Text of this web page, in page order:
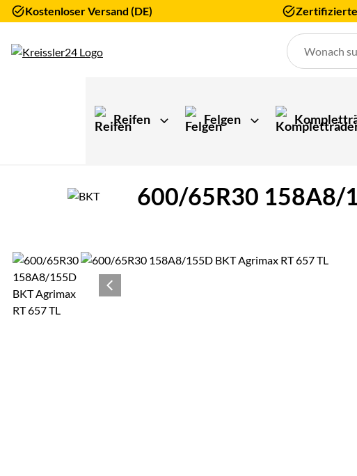
Kostenloser Versand (DE)
Reifen Felgen
600/65R30 158A8/
Produktgalerie
Zur Kaufbox springen